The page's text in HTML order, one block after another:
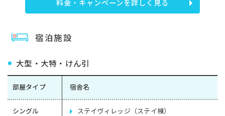
料金・キャンペーンを詳しく見る
宿泊施設
大型・大特・けん引
部屋タイプ 宿舎名
シングル ステイヴィレッジ（ステイ棟）